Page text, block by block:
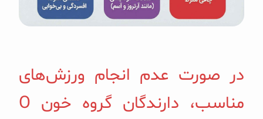
در صورت عدم انجام ورزش‌های
مناسب، دارندگان گروه خون O